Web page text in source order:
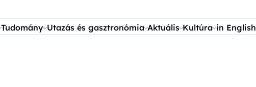
Tudomány Utazás és gasztronómia Aktuális Kultúra in English